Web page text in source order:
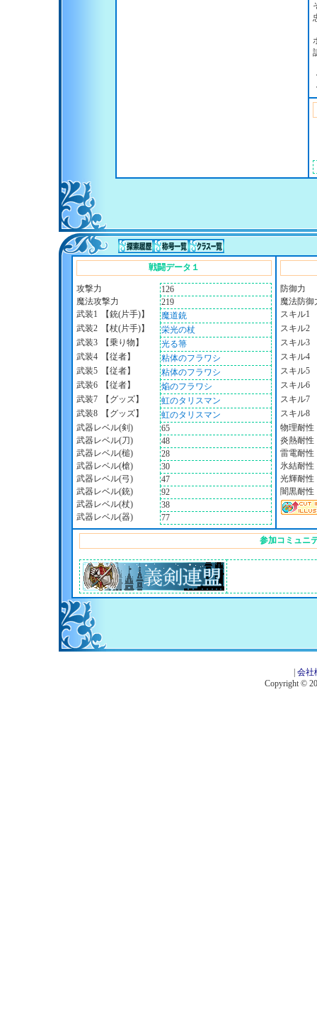
戦闘データ１
攻撃力
126
魔法攻撃力
219
武装1
【銃(片手)】
魔道銃
武装2
【杖(片手)】
栄光の杖
武装3
【乗り物】
光る箒
武装4
【従者】
粘体のフラワシ
武装5
【従者】
粘体のフラワシ
武装6
【従者】
焔のフラワシ
武装7
【グッズ】
虹のタリスマン
武装8
【グッズ】
虹のタリスマン
武器レベル(剣)
65
武器レベル(刀)
48
武器レベル(槌)
28
武器レベル(槍)
30
武器レベル(弓)
47
武器レベル(銃)
92
武器レベル(杖)
38
武器レベル(器)
77
防御力
魔法防御
スキル1
スキル2
スキル3
スキル4
スキル5
スキル6
スキル7
スキル8
物理耐性
炎熱耐性
雷電耐性
氷結耐性
光輝耐性
闇黒耐性
参加コミュニ
会社
Copyright ©